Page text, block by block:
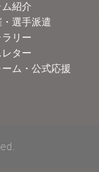
紹介
選手派遣
リー
レター
ム・公式応援